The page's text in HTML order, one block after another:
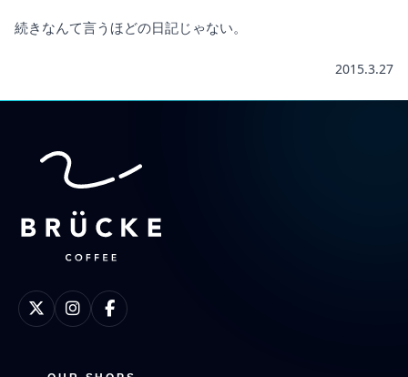
続きなんて言うほどの日記じゃない。
2015.3.27